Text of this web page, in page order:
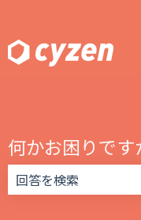
何かお困りです